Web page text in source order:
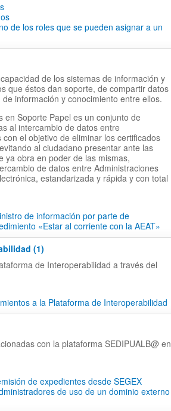
de los roles que se pueden asignar a un
de los sistemas de información y
que éstos dan soporte, de compartir datos
información y conocimiento entre ellos.
en Soporte Papel es un conjunto de
al intercambio de datos entre
el objetivo de eliminar los certificados
al ciudadano presentar ante las
ya obra en poder de las mismas,
de datos entre Administraciones
estandarizada y rápida y con total
de información por parte de
«Estar al corriente con la AEAT»
(1)
de Interoperabilidad a través del
a la Plataforma de Interoperabilidad
con la plataforma SEDIPUALB@ en
de expedientes desde SEGEX
de uso de un dominio externo